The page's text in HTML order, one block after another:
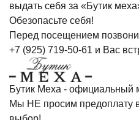
выдать себя за «Бутик
Обезопасьте себя!
Перед посещением
+7 (925) 719-50-61 и Вас
Бутик Меха - официальный
Мы НЕ просим предоплату